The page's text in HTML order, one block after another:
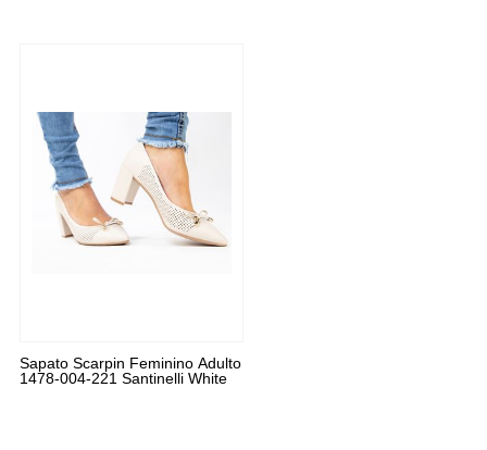
Sapato Scarpin Feminino Adulto
1478-004-221 Santinelli White